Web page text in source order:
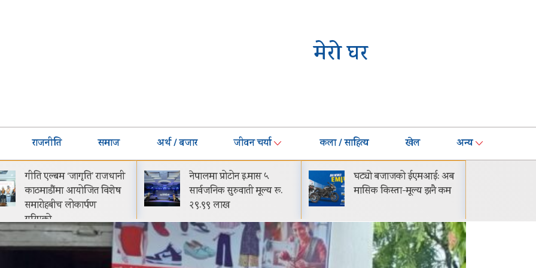
मेरो घर
राजनीति समाज अर्थ / बजार जीवन चर्या कला / साहित्य खेल अन्य
नेपालमा प्रोटोन इ.मास ५
सार्वजनिक सुरुवाती मूल्य रू.
२९.९९ लाख
घट्यो बजाजको ईएमआई: अब
मासिक किस्ता-मूल्य झनै कम
गायक आदित्य श्रेष्ठको ‘बाचा’
सार्वजनिक